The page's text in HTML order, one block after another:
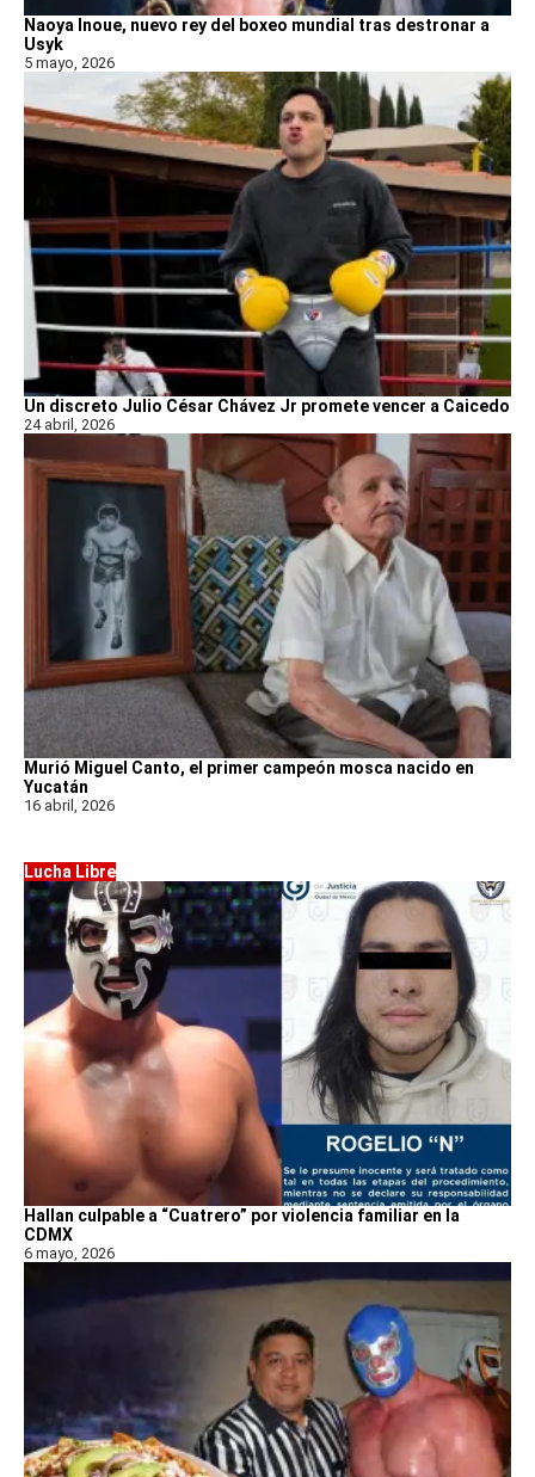
Naoya Inoue, nuevo rey del boxeo mundial tras destronar a
Usyk
5 mayo, 2026
Un discreto Julio César Chávez Jr promete vencer a Caicedo
24 abril, 2026
Murió Miguel Canto, el primer campeón mosca nacido en
Yucatán
16 abril, 2026
Lucha Libre
Hallan culpable a “Cuatrero” por violencia familiar en la
CDMX
6 mayo, 2026